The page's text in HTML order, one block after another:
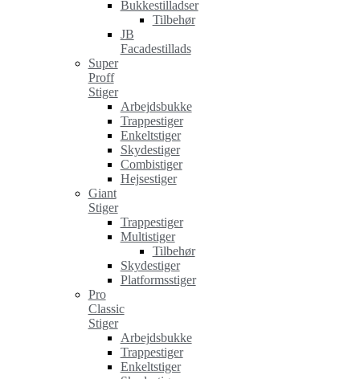
Bukkestilladser
Tilbehør
JB
Facadestillads
Super
Proff
Stiger
Arbejdsbukke
Trappestiger
Enkeltstiger
Skydestiger
Combistiger
Hejsestiger
Giant
Stiger
Trappestiger
Multistiger
Tilbehør
Skydestiger
Platformsstiger
Pro
Classic
Stiger
Arbejdsbukke
Trappestiger
Enkeltstiger